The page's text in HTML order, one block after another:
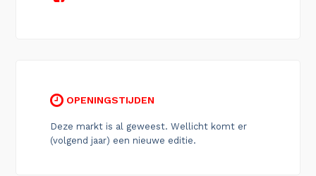
OPENINGSTIJDEN
Deze markt is al geweest. Wellicht komt er
(volgend jaar) een nieuwe editie.